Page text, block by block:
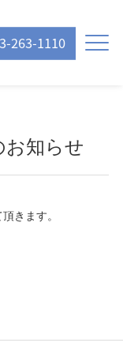
263-1110
知らせ
きます。